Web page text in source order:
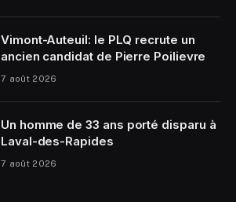
Vimont-Auteuil: le PLQ recrute un
ancien candidat de Pierre Poilievre
7 août 2026
Un homme de 33 ans porté disparu à
Laval-des-Rapides
7 août 2026